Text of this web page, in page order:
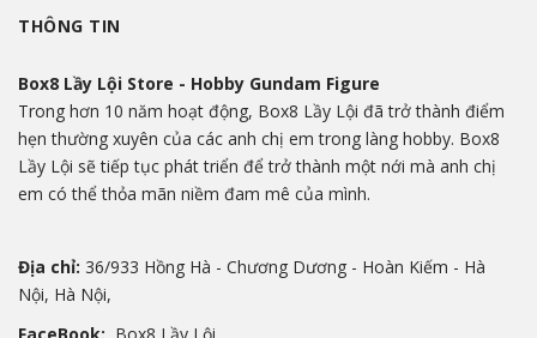
THÔNG TIN
Box8 Lầy Lội Store - Hobby Gundam Figure
Trong hơn 10 năm hoạt động, Box8 Lầy Lội đã trở thành điểm
hẹn thường xuyên của các anh chị em trong làng hobby. Box8
Lầy Lội sẽ tiếp tục phát triển để trở thành một nới mà anh chị
em có thể thỏa mãn niềm đam mê của mình.
Địa chỉ: 36/933 Hồng Hà - Chương Dương - Hoàn Kiếm - Hà
Nội, Hà Nội,